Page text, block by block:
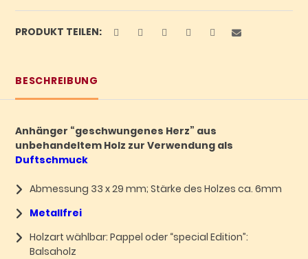
PRODUKT TEILEN:
BESCHREIBUNG
Anhänger “geschwungenes Herz” aus
unbehandeltem Holz zur Verwendung als
Duftschmuck
Abmessung 33 x 29 mm; Stärke des Holzes ca. 6mm
Metallfrei
Holzart wählbar: Pappel oder “special Edition”:
Balsaholz